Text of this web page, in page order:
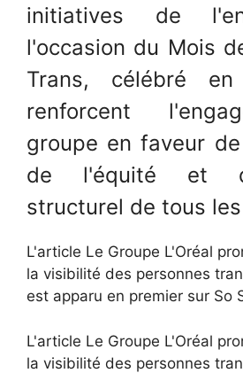
initiatives de
l'occasion du Mois
Trans, célébré
renforcent
groupe en faveur
de l'équité et
structurel de tous
L'article Le Groupe L'Oréal
la visibilité des personnes
est apparu en premier sur So
L'article Le Groupe L'Oréal
la visibilité des personnes